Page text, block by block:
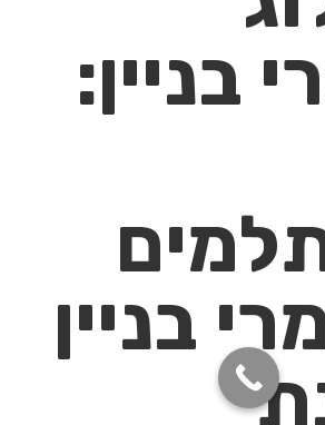
בניין:
בניין